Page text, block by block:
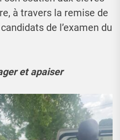
à travers la remise de
de l’examen du
et apaiser